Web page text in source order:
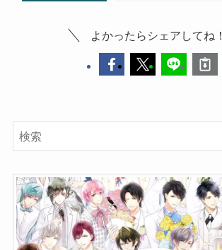
よかったらシェアしてね！